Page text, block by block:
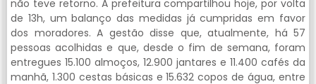
não teve retorno. A prefeitura compartilhou hoje, por volta
de 13h, um balanço das medidas já cumpridas em favor
dos moradores. A gestão disse que, atualmente, há 57
pessoas acolhidas e que, desde o fim de semana, foram
entregues 15.100 almoços, 12.900 jantares e 11.400 cafés da
manhã, 1.300 cestas básicas e 15.632 copos de água, entre